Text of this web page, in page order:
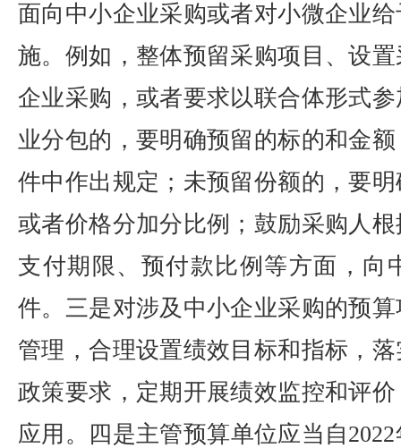
面向中小企业采购或者对小微企业
施。例如，整体预留采购项目、设
企业采购，或者要求以联合体形式
业分包的，要明确预留的标的和金
件中作出规定；未预留份额的，要
或者价格分加分比例；鼓励采购人
支付期限、预付款比例等方面，向
件。三是对涉及中小企业采购的预
管理，合理设置绩效目标和指标，
政策要求，定期开展绩效监控和评
应用。四是主管预算单位应当自